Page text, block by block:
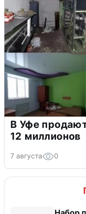
В Уфе
12 миллионов
7 августа 0